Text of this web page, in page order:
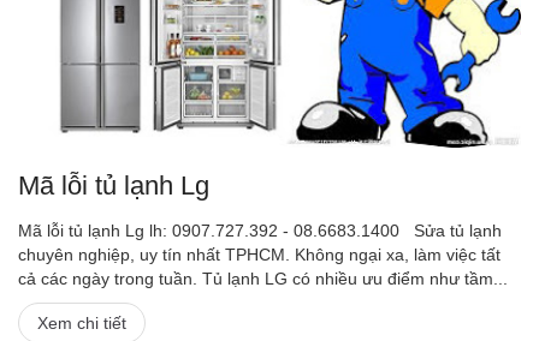
Mã lỗi tủ lạnh Lg
Mã lỗi tủ lạnh Lg lh: 0907.727.392 - 08.6683.1400 Sửa tủ lạnh
chuyên nghiệp, uy tín nhất TPHCM. Không ngại xa, làm việc tất
cả các ngày trong tuần. Tủ lạnh LG có nhiều ưu điểm như tầm...
Xem chi tiết